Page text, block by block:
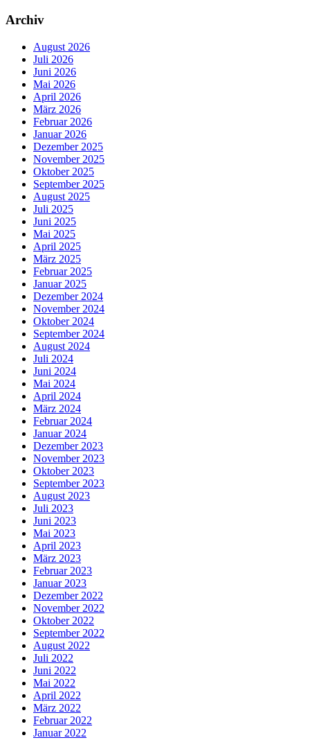
Archiv
August 2026
Juli 2026
Juni 2026
Mai 2026
April 2026
März 2026
Februar 2026
Januar 2026
Dezember 2025
November 2025
Oktober 2025
September 2025
August 2025
Juli 2025
Juni 2025
Mai 2025
April 2025
März 2025
Februar 2025
Januar 2025
Dezember 2024
November 2024
Oktober 2024
September 2024
August 2024
Juli 2024
Juni 2024
Mai 2024
April 2024
März 2024
Februar 2024
Januar 2024
Dezember 2023
November 2023
Oktober 2023
September 2023
August 2023
Juli 2023
Juni 2023
Mai 2023
April 2023
März 2023
Februar 2023
Januar 2023
Dezember 2022
November 2022
Oktober 2022
September 2022
August 2022
Juli 2022
Juni 2022
Mai 2022
April 2022
März 2022
Februar 2022
Januar 2022